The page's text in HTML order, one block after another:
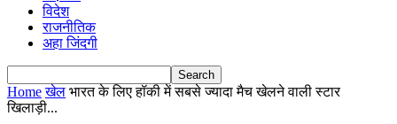
विदेश
राजनीतिक
अहा जिंदगी
Home खेल भारत के ल‍िए हॉकी में सबसे ज्यादा मैच खेलने वाली स्टार
ख‍िलाड़ी...